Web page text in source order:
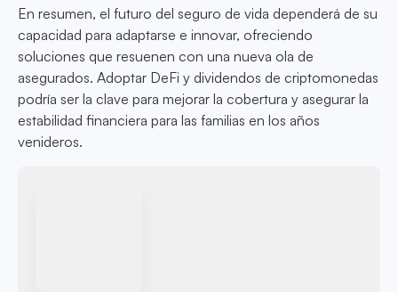
En resumen, el futuro del seguro de vida dependerá de su
capacidad para adaptarse e innovar, ofreciendo
soluciones que resuenen con una nueva ola de
asegurados. Adoptar DeFi y dividendos de criptomonedas
podría ser la clave para mejorar la cobertura y asegurar la
estabilidad financiera para las familias en los años
venideros.